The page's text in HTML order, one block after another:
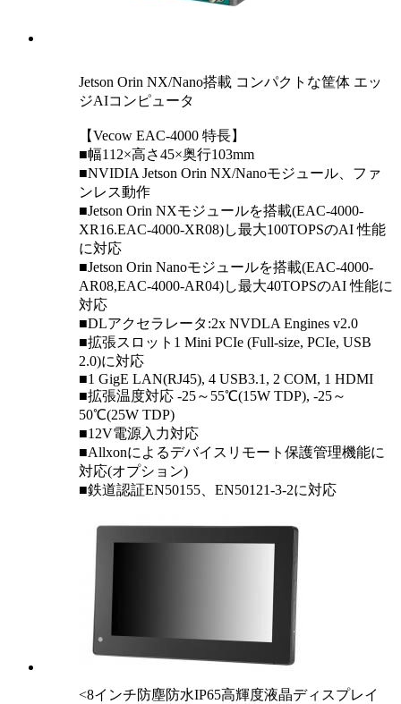
Jetson Orin NX/Nano搭載 コンパクトな筐体 エッ
ジAIコンピュータ
【Vecow EAC-4000 特長】
■幅112×高さ45×奥行103mm
■NVIDIA Jetson Orin NX/Nanoモジュール、ファ
ンレス動作
■Jetson Orin NXモジュールを搭載(EAC-4000-
XR16.EAC-4000-XR08)し最大100TOPSのAI 性能
に対応
■Jetson Orin Nanoモジュールを搭載(EAC-4000-
AR08,EAC-4000-AR04)し最大40TOPSのAI 性能に
対応
■DLアクセラレータ:2x NVDLA Engines v2.0
■拡張スロット1 Mini PCIe (Full-size, PCIe, USB
2.0)に対応
■1 GigE LAN(RJ45), 4 USB3.1, 2 COM, 1 HDMI
■拡張温度対応 -25～55℃(15W TDP), -25～
50℃(25W TDP)
■12V電源入力対応
■Allxonによるデバイスリモート保護管理機能に
対応(オプション)
■鉄道認証EN50155、EN50121-3-2に対応
<8インチ防塵防水IP65高輝度液晶ディスプレイ